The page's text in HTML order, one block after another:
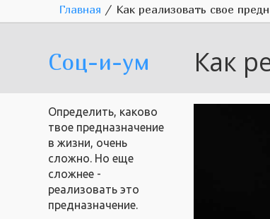
Главная / Как реализовать свое
Соц-и-ум Как
Определить, каково
твое предназначение
в жизни, очень
сложно. Но еще
сложнее -
реализовать это
предназначение.